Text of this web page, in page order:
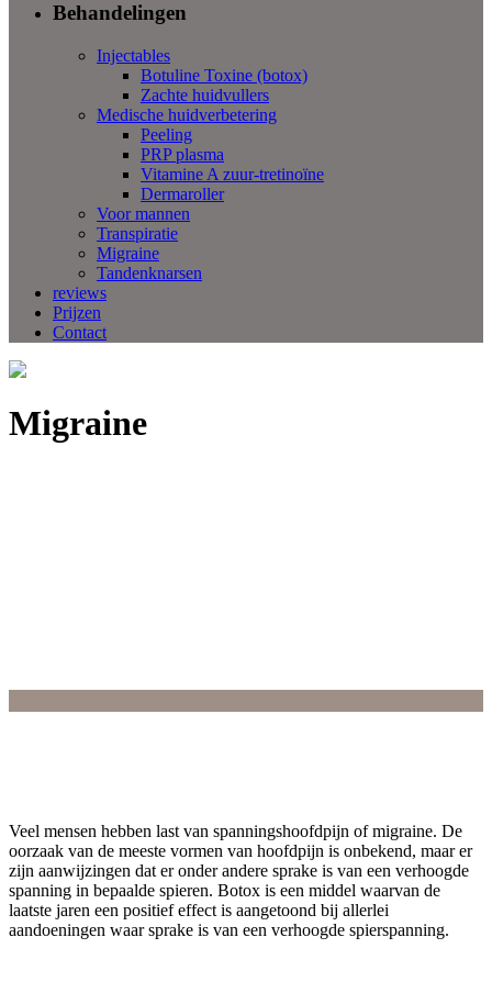
Behandelingen
Injectables
Botuline Toxine (botox)
Zachte huidvullers
Medische huidverbetering
Peeling
PRP plasma
Vitamine A zuur-tretinoïne
Dermaroller
Voor mannen
Transpiratie
Migraine
Tandenknarsen
reviews
Prijzen
Contact
Migraine
Veel mensen hebben last van spanningshoofdpijn of migraine. De
oorzaak van de meeste vormen van hoofdpijn is onbekend, maar er
zijn aanwijzingen dat er onder andere sprake is van een verhoogde
spanning in bepaalde spieren. Botox is een middel waarvan de
laatste jaren een positief effect is aangetoond bij allerlei
aandoeningen waar sprake is van een verhoogde spierspanning.